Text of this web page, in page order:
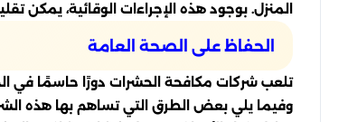
المنزل. بوجود هذه الإجراءات الوقائية،
الحفاظ على الصحة العامة
تلعب شركات مكافحة الحشرات دورًا حاسمًا في
وفيما يلي بعض الطرق التي تساهم بها هذه